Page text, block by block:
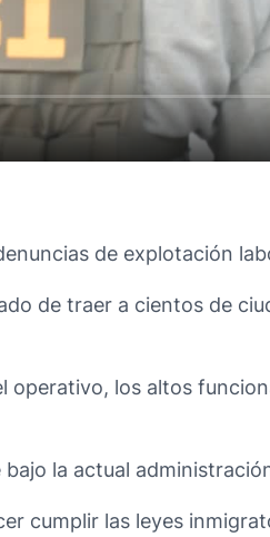
de explotación
de traer a cientos de
operativo, los altos
la actual
cumplir las leyes